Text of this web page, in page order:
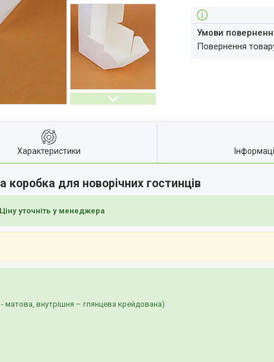
повернення
Характеристики
для новорічних гостинців
уточніть у менеджера
матова, внутрішня – глянцева крейдована)